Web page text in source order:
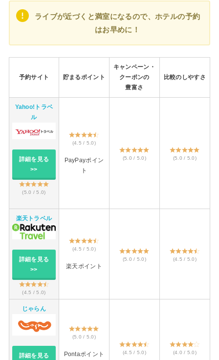
ライブが近づくと満室になるので、ホテルの予約
はお早めに！
予約サイト 貯まるポイント
キャンペーン・
クーポンの
豊富さ
比較のしやすさ
Yahoo!トラベ
ル
詳細を見る
>>
(5.0 / 5.0)
(4.5 / 5.0)
PayPayポイン
ト
(5.0 / 5.0) (5.0 / 5.0)
楽天トラベル
詳細を見る
>>
(4.5 / 5.0)
(4.5 / 5.0)
楽天ポイント
(5.0 / 5.0) (4.5 / 5.0)
じゃらん
詳細を見る
(5.0 / 5.0)
Pontaポイント
(4.5 / 5.0) (4.0 / 5.0)